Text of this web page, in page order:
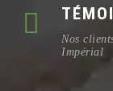
Nos
Impérial